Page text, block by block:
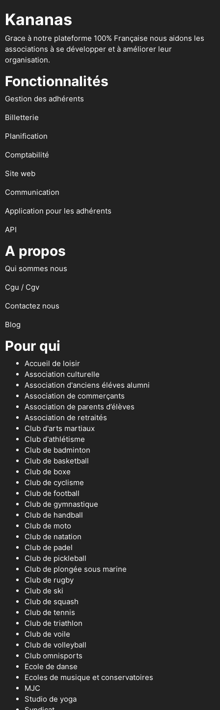
Kananas
Grace à notre plateforme 100% Française nous aidons les
associations à se développer et à améliorer leur
organisation.
Fonctionnalités
Gestion des adhérents
Billetterie
Planification
Comptabilité
Site web
Communication
Application pour les adhérents
API
A propos
Qui sommes nous
Cgu / Cgv
Contactez nous
Blog
Pour qui
Accueil de loisir
Association culturelle
Association d'anciens éléves alumni
Association de commerçants
Association de parents d’élèves
Association de retraités
Club d'arts martiaux
Club d'athlétisme
Club de badminton
Club de basketball
Club de boxe
Club de cyclisme
Club de football
Club de gymnastique
Club de handball
Club de moto
Club de natation
Club de padel
Club de pickleball
Club de plongée sous marine
Club de rugby
Club de ski
Club de squash
Club de tennis
Club de triathlon
Club de voile
Club de volleyball
Club omnisports
Ecole de danse
Ecoles de musique et conservatoires
MJC
Studio de yoga